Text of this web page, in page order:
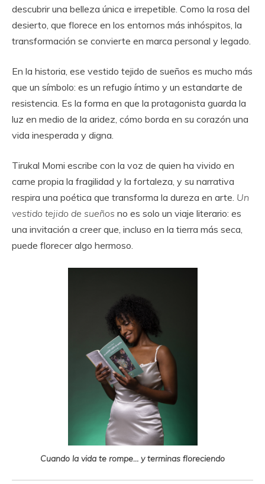
descubrir una belleza única e irrepetible. Como la rosa del
desierto, que florece en los entornos más inhóspitos, la
transformación se convierte en marca personal y legado.
En la historia, ese vestido tejido de sueños es mucho más
que un símbolo: es un refugio íntimo y un estandarte de
resistencia. Es la forma en que la protagonista guarda la
luz en medio de la aridez, cómo borda en su corazón una
vida inesperada y digna.
Tirukal Momi escribe con la voz de quien ha vivido en
carne propia la fragilidad y la fortaleza, y su narrativa
respira una poética que transforma la dureza en arte. Un
vestido tejido de sueños no es solo un viaje literario: es
una invitación a creer que, incluso en la tierra más seca,
puede florecer algo hermoso.
Cuando la vida te rompe… y terminas floreciendo